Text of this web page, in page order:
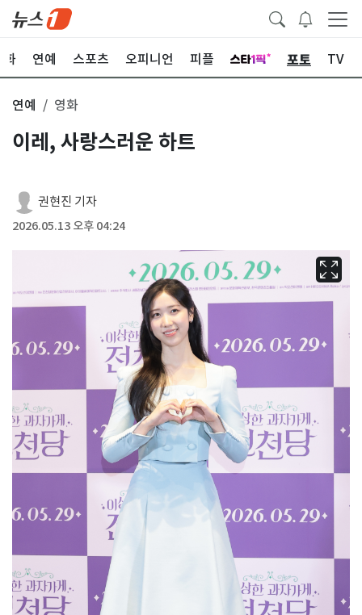
화 연예 스포츠 오피니언 피플 포토 TV
연예 영화
이레, 사랑스러운 하트
권현진 기자
2026.05.13 오후 04:24